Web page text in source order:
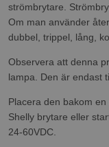
strömbrytare.
Om man använder
dubbel, trippel, lång,
Observera att denna
lampa. Den är endast
Placera den bakom
Shelly brytare eller
24-60VDC.